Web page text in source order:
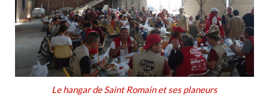
Le hangar de Saint Romain et ses planeurs